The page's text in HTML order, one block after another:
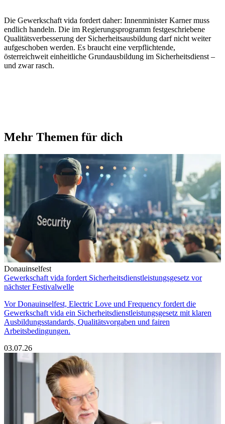
Die Gewerkschaft vida fordert daher: Innenminister Karner muss
endlich handeln. Die im Regierungsprogramm festgeschriebene
Qualitätsverbesserung der Sicherheitsausbildung darf nicht weiter
aufgeschoben werden. Es braucht eine verpflichtende,
österreichweit einheitliche Grundausbildung im Sicherheitsdienst –
und zwar rasch.
Mehr Themen für dich
Donauinselfest
Gewerkschaft vida fordert Sicherheitsdienstleistungsgesetz vor
nächster Festivalwelle
Vor Donauinselfest, Electric Love und Frequency fordert die
Gewerkschaft vida ein Sicherheitsdienstleistungsgesetz mit klaren
Ausbildungsstandards, Qualitätsvorgaben und fairen
Arbeitsbedingungen.
03.07.26